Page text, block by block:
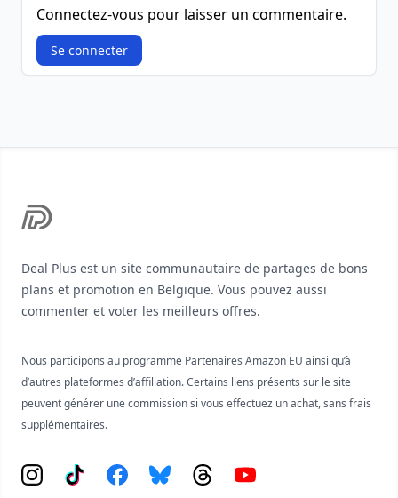
Connectez-vous pour laisser un commentaire.
Se connecter
Deal Plus est un site communautaire de partages de bons
plans et promotion en Belgique. Vous pouvez aussi
commenter et voter les meilleurs offres.
Nous participons au programme Partenaires Amazon EU ainsi qu’à
d’autres plateformes d’affiliation. Certains liens présents sur le site
peuvent générer une commission si vous effectuez un achat, sans frais
supplémentaires.
Instagram
Tiktok FacebookBlueskyThreadsYouTube